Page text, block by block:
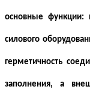
основные функции:
силового
герметичность
заполнения, а